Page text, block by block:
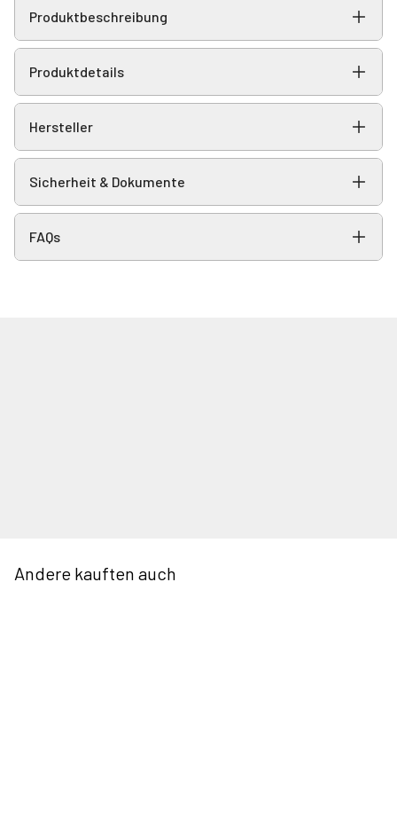
Produktbeschreibung
Produktdetails
Hersteller
Sicherheit & Dokumente
FAQs
Andere kauften auch